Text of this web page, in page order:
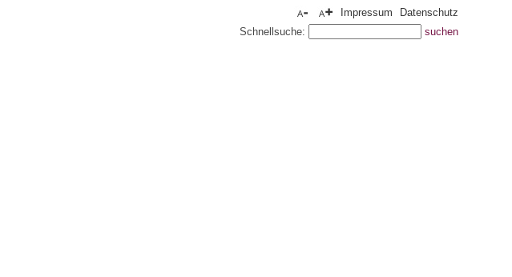
Impressum
Datenschutz
Schnellsuche: